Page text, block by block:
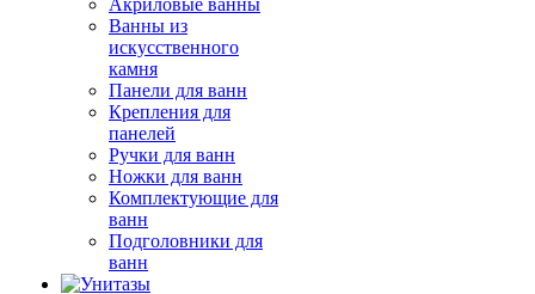
Акриловые ванны
Ванны из
искусственного
камня
Панели для ванн
Крепления для
панелей
Ручки для ванн
Ножки для ванн
Комплектующие для
ванн
Подголовники для
ванн